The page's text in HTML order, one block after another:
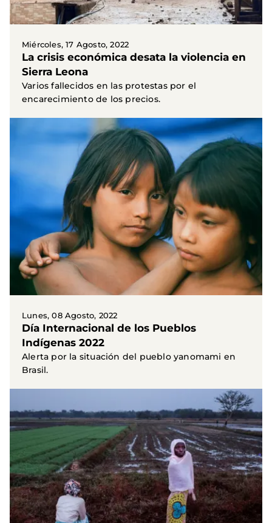
Miércoles, 17 Agosto, 2022
La crisis económica desata la violencia en
Sierra Leona
Varios fallecidos en las protestas por el
encarecimiento de los precios.
Lunes, 08 Agosto, 2022
Día Internacional de los Pueblos
Indígenas 2022
Alerta por la situación del pueblo yanomami en
Brasil.